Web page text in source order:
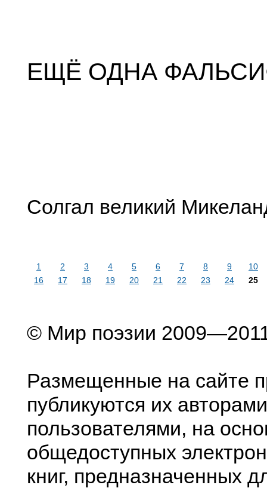
ЕЩЁ ОДНА
Солгал великий
1 2 3 4 5 6 7 8 9
10
16
17 18 19 20 21 22 23 24 25
© Мир поэзии
Размещенные на сайте
публикуются их
пользователями, на
общедоступных
книг, предназначенных